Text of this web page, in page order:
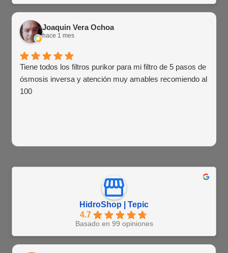
Joaquin Vera Ochoa
hace 1 mes
Tiene todos los filtros purikor para mi filtro de 5 pasos de
ósmosis inversa y atención muy amables recomiendo al
100
HidroShop | Tepic
4.7
Basado en 99 opiniones